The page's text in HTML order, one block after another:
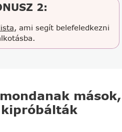
2:
, ami segít belefeledkezni
mások,